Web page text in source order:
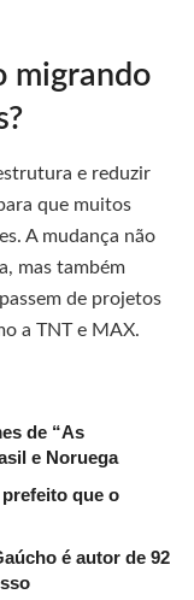
migrando
e reduzir
que muitos
A mudança não
mas também
de projetos
a TNT e MAX.
de “As
e Noruega
que o
é autor de 92